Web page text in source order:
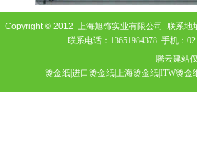
Copyright © 2012 上海旭饰实业有限公司 联系地
联系电话：13651984378 手机：
腾云建站
烫金纸|进口烫金纸|上海烫金纸|ITW烫